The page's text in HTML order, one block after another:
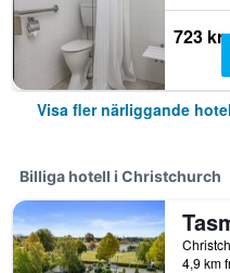
723 kr
Visa fler närliggande
Billiga hotell i Christchurch
4,9 km